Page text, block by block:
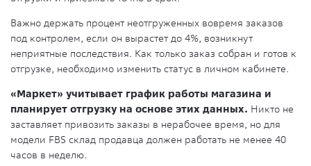
Важно держать процент неотгруженных вовремя заказов
под контролем, если он вырастет до 4%, возникнут
неприятные последствия. Как только заказ собран и готов к
отгрузке, необходимо изменить статус в личном кабинете.
«Маркет» учитывает график работы магазина и
планирует отгрузку на основе этих данных. Никто не
заставляет привозить заказы в нерабочее время, но для
модели FBS склад продавца должен работать не менее 40
часов в неделю.